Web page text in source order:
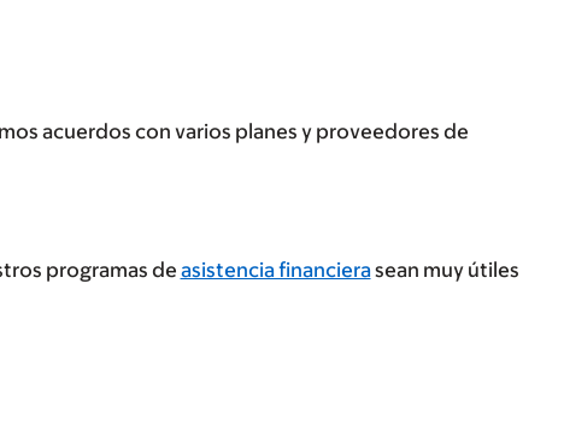
acuerdos con varios planes y proveedores de
programas deasistencia financierasean muy útiles